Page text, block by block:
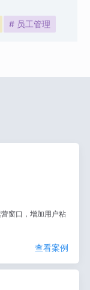
# 员工管理
窗口，增加用户粘
查看案例